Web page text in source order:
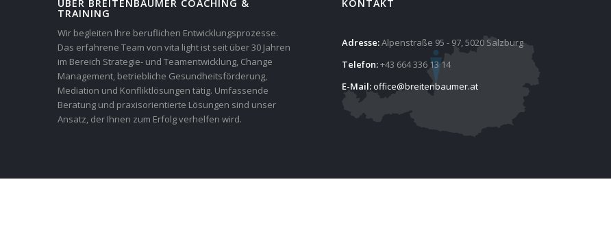
ÜBER BREITENBAUMER COACHING &
TRAINING
Wir begleiten Ihre beruflichen Entwicklungsprozesse.
Das erfahrene Team von vita light ist seit über 30 Jahren
im Bereich Strategie- und Teamentwicklung, Change
Management, betriebliche Gesundheitsförderung,
Mediation und Konfliktlösungen tätig. Umfassende
Beratung und praxisorientierte Lösungen sind unser
Ansatz, der Ihnen zum Erfolg verhelfen wird.
KONTAKT
Adresse:Alpenstraße 95 - 97, 5020 Salzburg
Telefon:+43 664 336 13 14
E-Mail:office@breitenbaumer.at